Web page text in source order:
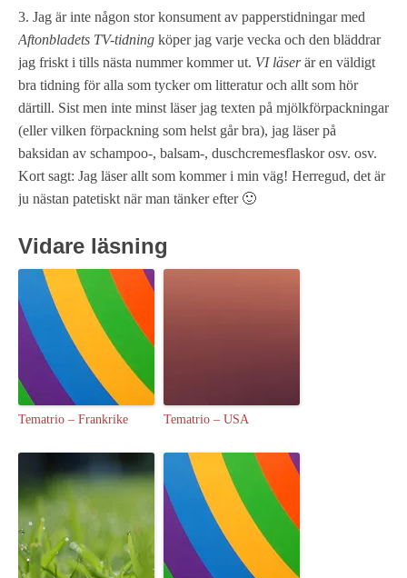
3. Jag är inte någon stor konsument av papperstidningar med
Aftonbladets TV-tidning köper jag varje vecka och den bläddrar
jag friskt i tills nästa nummer kommer ut. VI läserär en väldigt
bra tidning för alla som tycker om litteratur och allt som hör
därtill. Sist men inte minst läser jag texten på mjölkförpackningar
(eller vilken förpackning som helst går bra), jag läser på
baksidan av schampoo-, balsam-, duschcremesflaskor osv. osv.
Kort sagt: Jag läser allt som kommer i min väg! Herregud, det är
ju nästan patetiskt när man tänker efter 🙂
Vidare läsning
Tematrio – Frankrike Tematrio – USA